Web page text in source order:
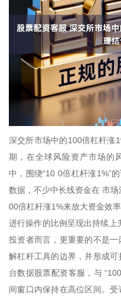
深交所市场中的100倍杠杆涨
期，在全球风险资产市场的
中，围绕“10 0倍杠杆涨1%”
数据，不少中长线资金在 市
00倍杠杆涨1%来放大资金效
进行操作的比例呈现出持续
投资者而言，更重要的不是
解杠杆工具的边界，并形成
台数据股票配资客服，与
间窗口内保持在高位区间。